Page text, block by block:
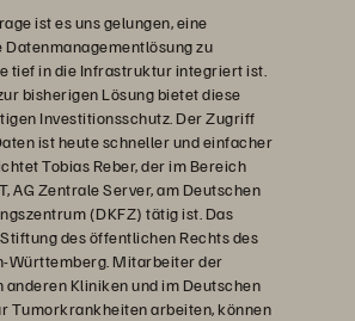
ist es uns gelungen, eine
Datenmanagementlösung zu
tief in die Infrastruktur integriert ist.
bisherigen Lösung bietet diese
Investitionsschutz. Der Zugriff
ist heute schneller und einfacher
Tobias Reber, der im Bereich
AG Zentrale Server, am Deutschen
(DKFZ) tätig ist. Das
des öffentlichen Rechts des
Württemberg. Mitarbeiter der
anderen Kliniken und im Deutschen
Tumorkrankheiten arbeiten, können